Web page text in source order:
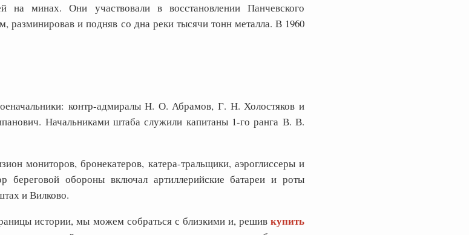
на минах. Они участвовали в восстановлении Панчевского
разминировав и подняв со дна реки тысячи тонн металла. В 1960
контр-адмиралы Н. О. Абрамов, Г. Н. Холостяков и
Начальниками штаба служили капитаны 1-го ранга В. В.
мониторов, бронекатеров, катера-тральщики, аэроглиссеры и
береговой обороны включал артиллерийские батареи и роты
и Вилково.
истории, мы можем собраться с близкими и, решив купить